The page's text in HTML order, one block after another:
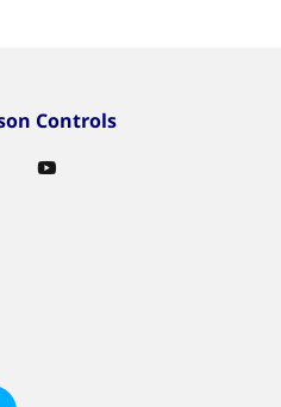
Controls